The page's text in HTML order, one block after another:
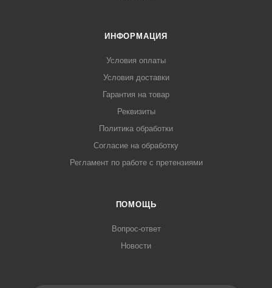
ИНФОРМАЦИЯ
Условия оплаты
Условия доставки
Гарантия на товар
Реквизиты
Политика обработки
Согласие на обработку
Регламент по работе с претензиями
ПОМОЩЬ
Вопрос-ответ
Новости